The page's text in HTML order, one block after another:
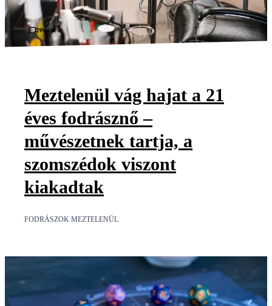
Videó
Meztelenül vág hajat a 21
éves fodrásznő –
művészetnek tartja, a
szomszédok viszont
kiakadtak
FODRÁSZOK MEZTELENÜL